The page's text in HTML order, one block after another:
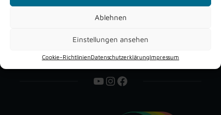
Ablehnen
Einstellungen ansehen
Cookie-RichtlinienDatenschutzerklärungImpressum
YouTube
Instagram
Facebook